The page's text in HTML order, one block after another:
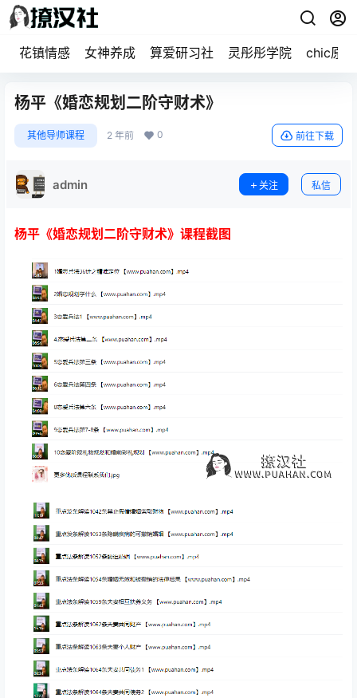
花镇情感 女神养成 算爱研习社 灵彤彤学院 chic原醉
杨平《婚恋规划二阶守财术》
其他导师课程 2 年前 0 前往下载
admin 关注 私信
杨平《婚恋规划二阶守财术》课程截图